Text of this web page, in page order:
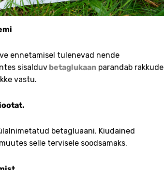
ennetamisel tulenevad nende
sisalduv betaglukaan parandab rakkude
vastu.
betagluaani. Kiudained
selle tervisele soodsamaks.